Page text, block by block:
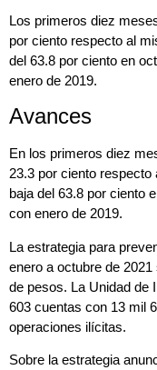
Los primeros diez
por ciento respecto al
del 63.8 por ciento en
enero de 2019.
Avances
En los primeros diez
23.3 por ciento
baja del 63.8 por ciento
con enero de 2019.
La estrategia para
enero a octubre de
de pesos. La Unidad de
603 cuentas con 13 mil
operaciones ilícitas.
Sobre la estrategia